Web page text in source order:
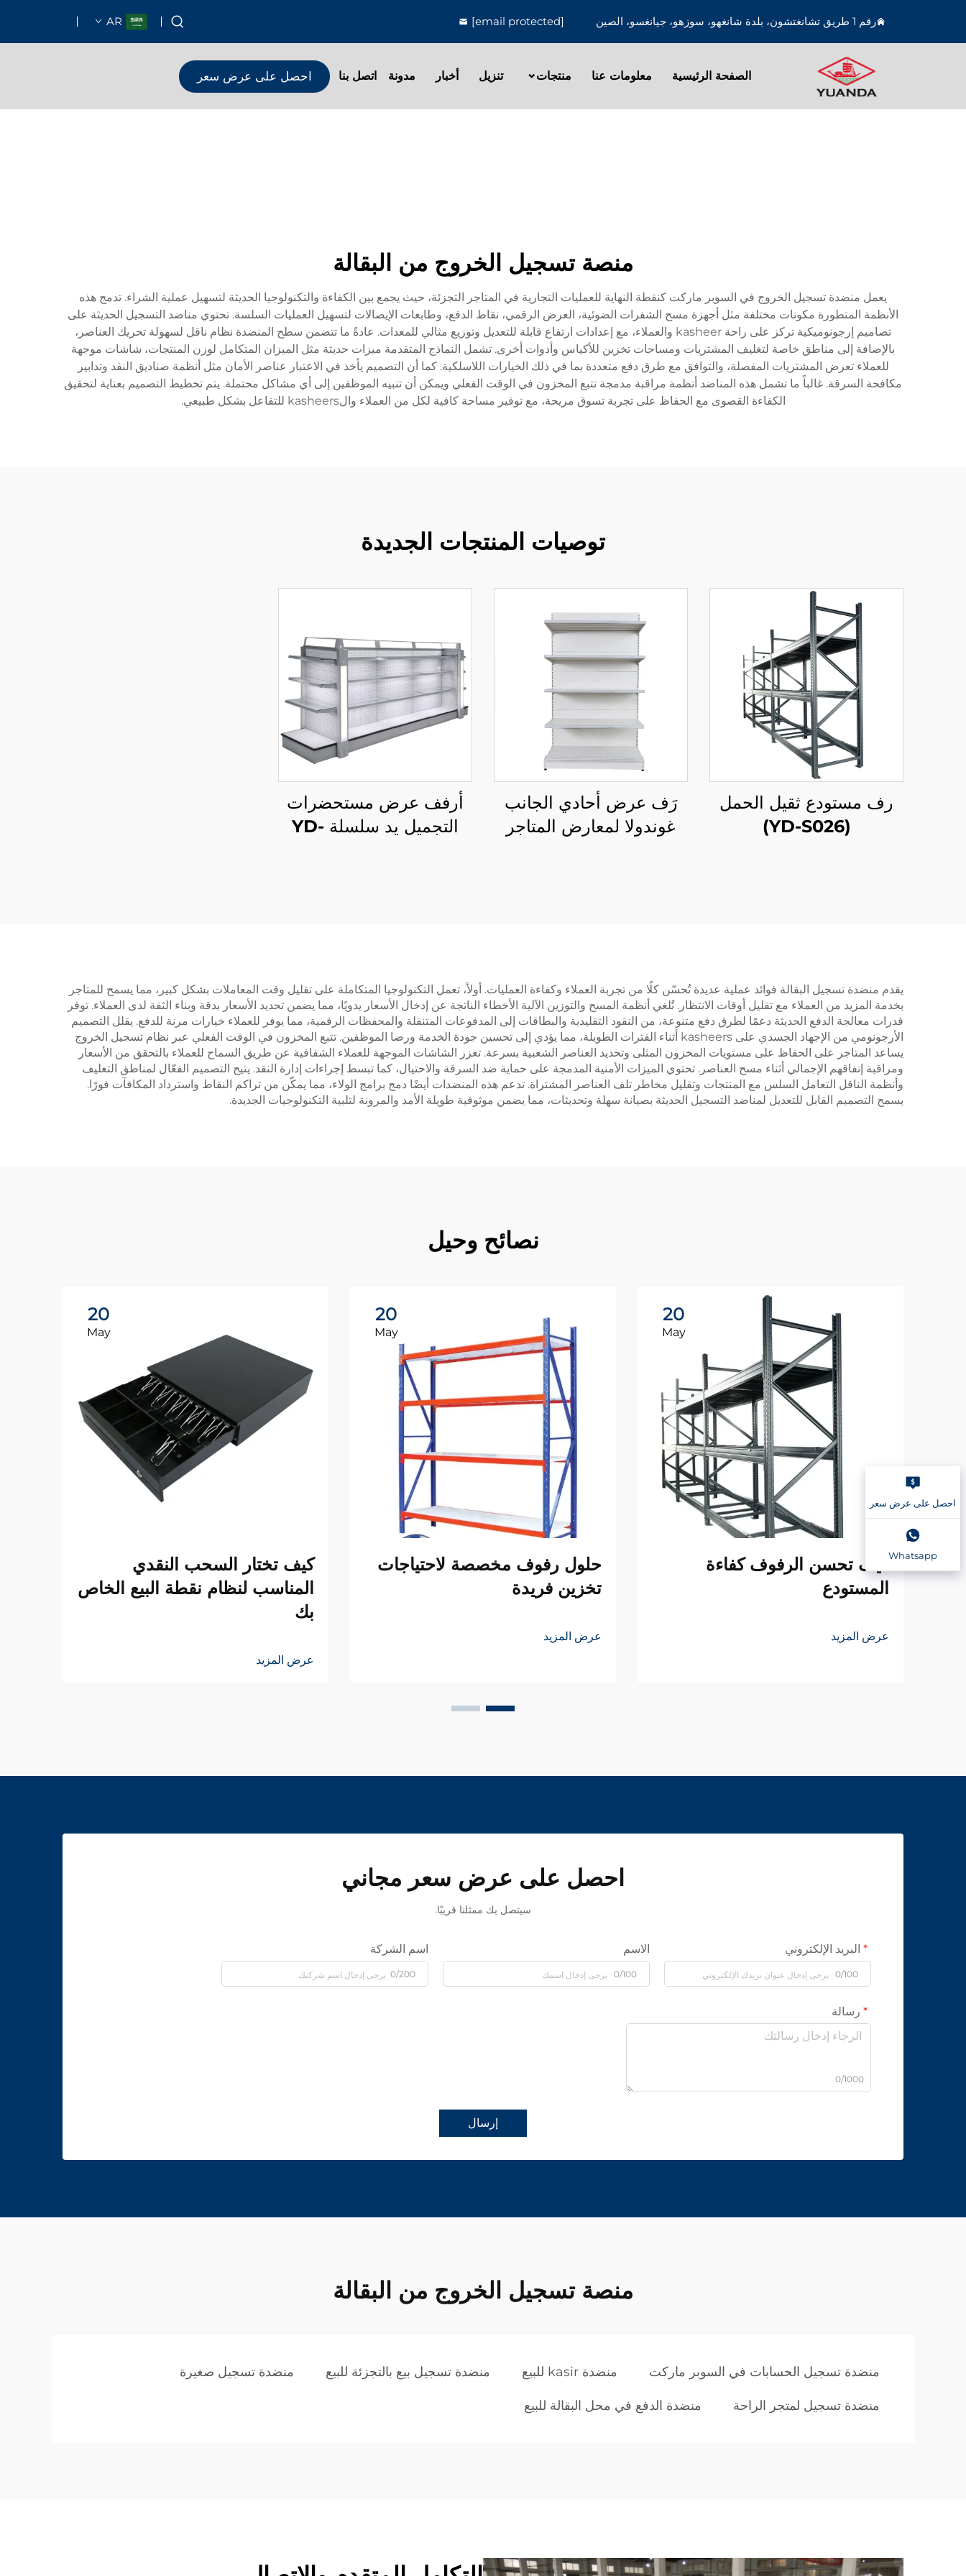
رقم 1 طريق تشانغتشون، بلدة شانغهو، سوزهو، جيانغسو، الصين [email protected]
AR
الصفحة الرئيسية معلومات عنا منتجات تنزيل أخبار مدونة اتصل بنا احصل على عرض سعر
منصة تسجيل الخروج من البقالة
يعمل منضدة تسجيل الخروج في السوبر ماركت كنقطة النهاية للعمليات التجارية في المتاجر التجزئة، حيث يجمع بين الكفاءة والتكنولوجيا الحديثة لتسهيل عملية الشراء. تدمج هذه
الأنظمة المتطورة مكونات مختلفة مثل أجهزة مسح الشفرات الضوئية، العرض الرقمي، نقاط الدفع، وطابعات الإيصالات لتسهيل العمليات السلسة. تحتوي مناضد التسجيل الحديثة على
تصاميم إرجونوميكية تركز على راحة kasheer والعملاء، مع إعدادات ارتفاع قابلة للتعديل وتوزيع مثالي للمعدات. عادةً ما تتضمن سطح المنضدة نظام ناقل لسهولة تحريك العناصر،
بالإضافة إلى مناطق خاصة لتغليف المشتريات ومساحات تخزين للأكياس وأدوات أخرى. تشمل النماذج المتقدمة ميزات حديثة مثل الميزان المتكامل لوزن المنتجات، شاشات موجهة
للعملاء تعرض المشتريات المفصلة، والتوافق مع طرق دفع متعددة بما في ذلك الخيارات اللاسلكية. كما أن التصميم يأخذ في الاعتبار عناصر الأمان مثل أنظمة صناديق النقد وتدابير
مكافحة السرقة. غالباً ما تشمل هذه المناضد أنظمة مراقبة مدمجة تتبع المخزون في الوقت الفعلي ويمكن أن تنبيه الموظفين إلى أي مشاكل محتملة. يتم تخطيط التصميم بعناية لتحقيق
الكفاءة القصوى مع الحفاظ على تجربة تسوق مريحة، مع توفير مساحة كافية لكل من العملاء والkasheers للتفاعل بشكل طبيعي.
توصيات المنتجات الجديدة
رف مستودع ثقيل الحمل
(YD-S026)
رَف عرض أحادي الجانب
غوندولا لمعارض المتاجر
أرفف عرض مستحضرات
التجميل يد سلسلة YD-
يقدم منضدة تسجيل البقالة فوائد عملية عديدة تُحسّن كلًا من تجربة العملاء وكفاءة العمليات. أولاً، تعمل التكنولوجيا المتكاملة على تقليل وقت المعاملات بشكل كبير، مما يسمح للمتاجر
بخدمة المزيد من العملاء مع تقليل أوقات الانتظار. تُلغي أنظمة المسح والتوزين الآلية الأخطاء الناتجة عن إدخال الأسعار يدويًا، مما يضمن تحديد الأسعار بدقة وبناء الثقة لدى العملاء. توفر
قدرات معالجة الدفع الحديثة دعمًا لطرق دفع متنوعة، من النقود التقليدية والبطاقات إلى المدفوعات المتنقلة والمحفظات الرقمية، مما يوفر للعملاء خيارات مرنة للدفع. يقلل التصميم
الأرجونومي من الإجهاد الجسدي على kasheers أثناء الفترات الطويلة، مما يؤدي إلى تحسين جودة الخدمة ورضا الموظفين. تتبع المخزون في الوقت الفعلي عبر نظام تسجيل الخروج
يساعد المتاجر على الحفاظ على مستويات المخزون المثلى وتحديد العناصر الشعبية بسرعة. تعزز الشاشات الموجهة للعملاء الشفافية عن طريق السماح للعملاء بالتحقق من الأسعار
ومراقبة إنفاقهم الإجمالي أثناء مسح العناصر. تحتوي الميزات الأمنية المدمجة على حماية ضد السرقة والاحتيال، كما تبسط إجراءات إدارة النقد. يتيح التصميم الفعّال لمناطق التغليف
وأنظمة الناقل التعامل السلس مع المنتجات وتقليل مخاطر تلف العناصر المشتراة. تدعم هذه المنضدات أيضًا دمج برامج الولاء، مما يمكّن من تراكم النقاط واسترداد المكافآت فورًا.
يسمح التصميم القابل للتعديل لمناضد التسجيل الحديثة بصيانة سهلة وتحديثات، مما يضمن موثوقية طويلة الأمد والمرونة لتلبية التكنولوجيات الجديدة.
نصائح وحيل
20
May
كيف تحسن الرفوف كفاءة
المستودع
عرض المزيد
20
May
حلول رفوف مخصصة لاحتياجات
تخزين فريدة
عرض المزيد
20
May
كيف تختار السحب النقدي
المناسب لنظام نقطة البيع الخاص
بك
عرض المزيد
احصل على عرض سعر مجاني
سيتصل بك ممثلنا قريبًا.
البريد الإلكتروني
0/100
الاسم
0/100
اسم الشركة
0/200
رسالة
0/1000
إرسال
منصة تسجيل الخروج من البقالة
منضدة تسجيل الحسابات في السوبر ماركت منضدة kasir للبيع منضدة تسجيل بيع بالتجزئة للبيع منضدة تسجيل صغيرة
منضدة تسجيل لمتجر الراحة منضدة الدفع في محل البقالة للبيع
احصل على عرض سعر
Whatsapp